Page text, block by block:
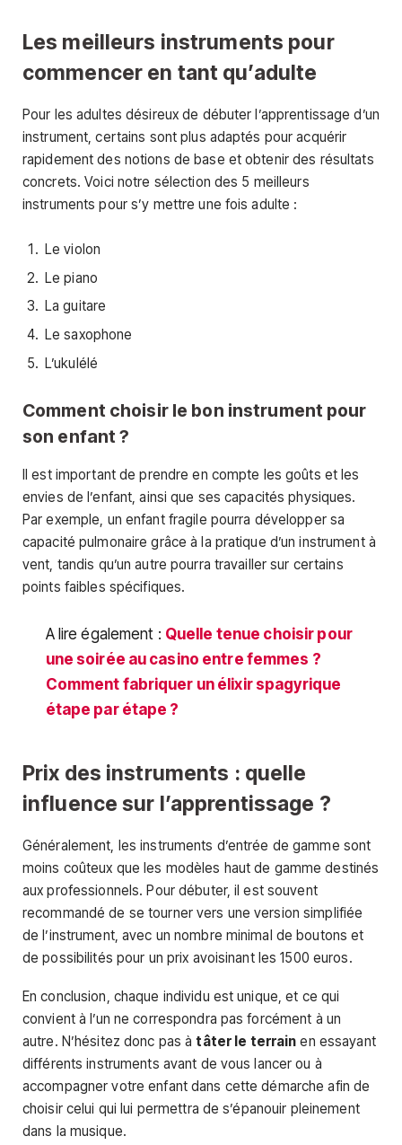
Les meilleurs instruments pour
commencer en tant qu’adulte
Pour les adultes désireux de débuter l’apprentissage d’un
instrument, certains sont plus adaptés pour acquérir
rapidement des notions de base et obtenir des résultats
concrets. Voici notre sélection des 5 meilleurs
instruments pour s’y mettre une fois adulte :
Le violon
Le piano
La guitare
Le saxophone
L’ukulélé
Comment choisir le bon instrument pour
son enfant ?
Il est important de prendre en compte les goûts et les
envies de l’enfant, ainsi que ses capacités physiques.
Par exemple, un enfant fragile pourra développer sa
capacité pulmonaire grâce à la pratique d’un instrument à
vent, tandis qu’un autre pourra travailler sur certains
points faibles spécifiques.
A lire également : Quelle tenue choisir pour
une soirée au casino entre femmes ?
Comment fabriquer un élixir spagyrique
étape par étape ?
Prix des instruments : quelle
influence sur l’apprentissage ?
Généralement, les instruments d’entrée de gamme sont
moins coûteux que les modèles haut de gamme destinés
aux professionnels. Pour débuter, il est souvent
recommandé de se tourner vers une version simplifiée
de l’instrument, avec un nombre minimal de boutons et
de possibilités pour un prix avoisinant les 1500 euros.
En conclusion, chaque individu est unique, et ce qui
convient à l’un ne correspondra pas forcément à un
autre. N’hésitez donc pas àtâter le terrain en essayant
différents instruments avant de vous lancer ou à
accompagner votre enfant dans cette démarche afin de
choisir celui qui lui permettra de s’épanouir pleinement
dans la musique.